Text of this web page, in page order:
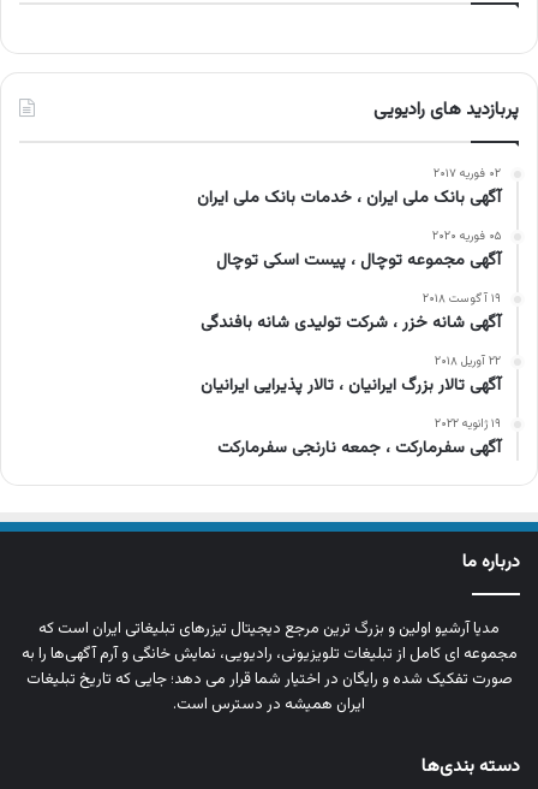
پربازدید های رادیویی
۰۲ فوریه ۲۰۱۷
آگهی بانک ملی ایران ، خدمات بانک ملی ایران
۰۵ فوریه ۲۰۲۰
آگهی مجموعه توچال ، پیست اسکی توچال
۱۹ آگوست ۲۰۱۸
آگهی شانه خزر ، شرکت تولیدی شانه بافندگی
۲۲ آوریل ۲۰۱۸
آگهی تالار بزرگ ایرانیان ، تالار پذیرایی ایرانیان
۱۹ ژانویه ۲۰۲۲
آگهی سفرمارکت ، جمعه نارنجی سفرمارکت
درباره ما
مدیا آرشیو اولین و بزرگ‌ ترین مرجع دیجیتال تیزرهای تبلیغاتی ایران است که
مجموعه‌ ای کامل از تبلیغات تلویزیونی، رادیویی، نمایش خانگی و آرم‌ آگهی‌ها را به‌
صورت تفکیک‌ شده و رایگان در اختیار شما قرار می‌ دهد؛ جایی که تاریخ تبلیغات
ایران همیشه در دسترس است.
دسته بندی‌ها